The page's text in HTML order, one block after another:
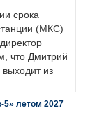
срока
(МКС)
что Дмитрий
выходит из
5» летом 2027